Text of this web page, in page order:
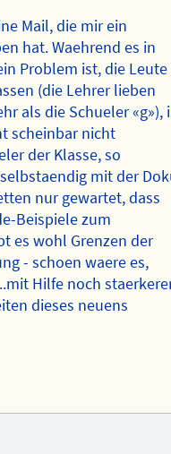
Mail, die mir ein
hat. Waehrend es in
Problem ist, die Leute
(die Lehrer lieben
als die Schueler «g»),
scheinbar nicht
der Klasse, so
mit der
nur gewartet, dass
Beispiele zum
es wohl Grenzen der
- schoen waere es,
Hilfe noch
dieses neuens